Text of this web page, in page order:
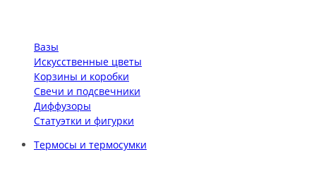
Вазы
Искусственные цветы
Корзины и коробки
Свечи и подсвечники
Диффузоры
Статуэтки и фигурки
Термосы и термосумки